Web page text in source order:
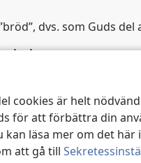
cookies är helt
för att förbättra din
läsa mer om det här i
att gå till
dvs. som Guds
3:17